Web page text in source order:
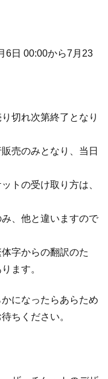
6日 00:00から7月23
切れ次第終了となり
売のみとなり、当日
トの受け取り方は、
、他と違いますので
字からの翻訳のた
ます。
になったらあらため
ちください。